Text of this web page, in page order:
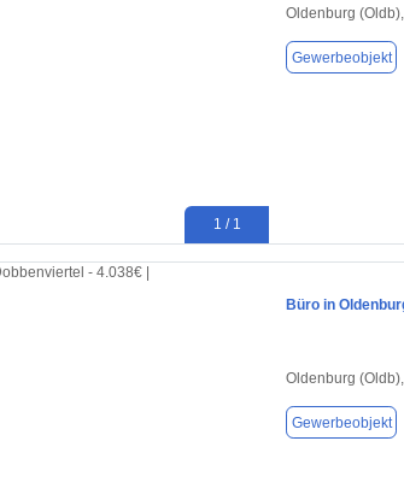
1 / 1
Oldenburg
Gewerbeobjekt
Büro in
Oldenburg
Gewerbeobjekt